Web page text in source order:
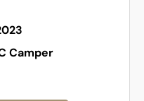
Camper